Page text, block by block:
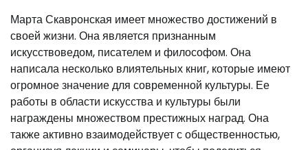
Марта Скавронская имеет множество достижений в
своей жизни. Она является признанным
искусствоведом, писателем и философом. Она
написала несколько влиятельных книг, которые имеют
огромное значение для современной культуры. Ее
работы в области искусства и культуры были
награждены множеством престижных наград. Она
также активно взаимодействует с общественностью,